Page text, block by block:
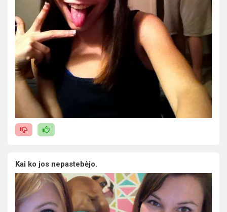
Kai ko jos nepastebėjo.